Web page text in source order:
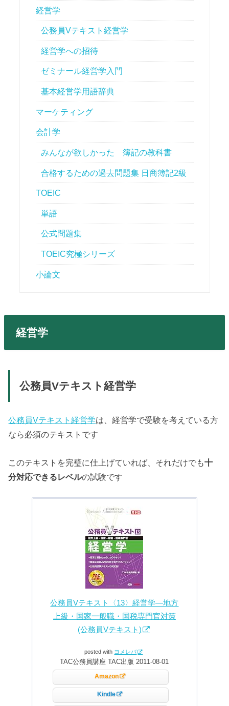
経営学
公務員Vテキスト経営学
経営学への招待
ゼミナール経営学入門
基本経営学用語辞典
マーケティング
会計学
みんなが欲しかった 簿記の教科書
合格するための過去問題集 日商簿記2級
TOEIC
単語
公式問題集
TOEIC究極シリーズ
小論文
経営学
公務員Vテキスト経営学
公務員Vテキスト経営学は、経営学で受験を考えている方
なら必須のテキストです
このテキストを完璧に仕上げていれば、それだけでも十
分対応できるレベルの試験です
公務員Vテキスト〈13〉経営学―地方
上級・国家一般職・国税専門官対策
(公務員Vテキスト)
posted with ヨメレバ
TAC公務員講座 TAC出版 2011-08-01
Amazon
Kindle